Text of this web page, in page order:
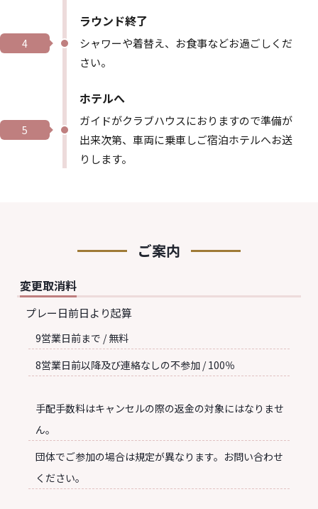
4
ラウンド終了
シャワーや着替え、お食事などお過ごしくだ
さい。
5
ホテルへ
ガイドがクラブハウスにおりますので準備が
出来次第、車両に乗車しご宿泊ホテルへお送
りします。
ご案内
変更取消料
プレー日前日より起算
9営業日前まで / 無料
8営業日前以降及び連絡なしの不参加 / 100％
手配手数料はキャンセルの際の返金の対象にはなりませ
ん。
団体でご参加の場合は規定が異なります。お問い合わせ
ください。